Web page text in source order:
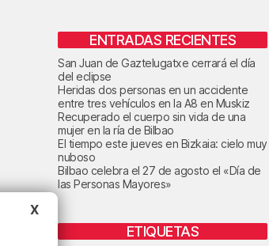
ENTRADAS RECIENTES
San Juan de Gaztelugatxe cerrará el día
del eclipse
Heridas dos personas en un accidente
entre tres vehículos en la A8 en Muskiz
Recuperado el cuerpo sin vida de una
mujer en la ría de Bilbao
El tiempo este jueves en Bizkaia: cielo muy
nuboso
Bilbao celebra el 27 de agosto el «Día de
las Personas Mayores»
ETIQUETAS
X